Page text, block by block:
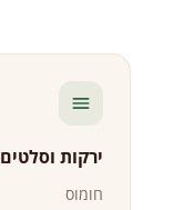
ירקות וסלטים
חומוס